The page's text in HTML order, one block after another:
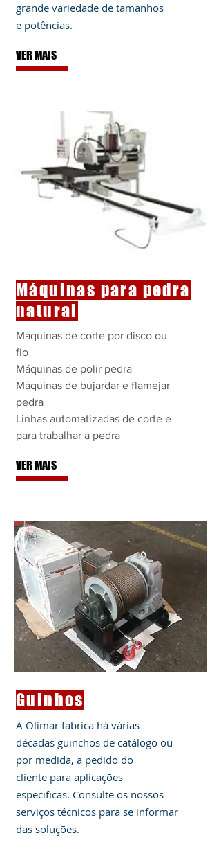
grande variedade de tamanhos
e potências.
VER MAIS
Máquinas para pedra
natural
Máquinas de corte por disco ou
fio
Máquinas de polir pedra
Máquinas de bujardar e flamejar
pedra
Linhas automatizadas de corte e
para trabalhar a pedra
VER MAIS
Guinhos
A Olimar fabrica há várias
décadas guinchos de catálogo ou
por medida, a pedido do
cliente para aplicações
especificas. Consulte os nossos
serviços técnicos para se informar
das soluções.